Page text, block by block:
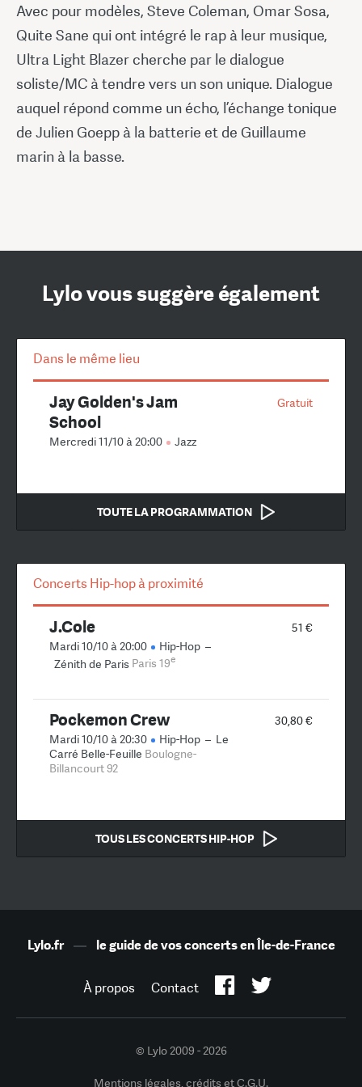
Avec pour modèles, Steve Coleman, Omar Sosa,
Quite Sane qui ont intégré le rap à leur musique,
Ultra Light Blazer cherche par le dialogue
soliste/MC à tendre vers un son unique. Dialogue
auquel répond comme un écho, l’échange tonique
de Julien Goepp à la batterie et de Guillaume
marin à la basse.
Lylo vous suggère également
Dans le même lieu
Gratuit
Jay Golden's Jam
School
Mercredi 11/10 à 20:00 Jazz
TOUTE LA PROGRAMMATION
Concerts Hip-hop à proximité
51 €
J.Cole
Mardi 10/10 à 20:00 Hip-Hop –
Zénith de Paris Paris 19e
30,80 €
Pockemon Crew
Mardi 10/10 à 20:30 Hip-Hop – Le
Carré Belle-Feuille Boulogne-
Billancourt 92
TOUS LES CONCERTS HIP-HOP
Lylo.fr— le guide de vos concerts en Île-de-France
À propos Contact
© Lylo 2009 - 2026
Mentions légales, crédits et C.G.U.